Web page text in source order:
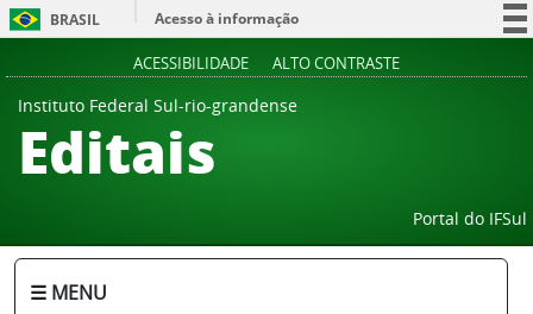
BRASIL
Acesso à informação
ACESSIBILIDADE ALTO CONTRASTE
Instituto Federal Sul-rio-grandense
Editais
Portal do IFSul
☰ MENU